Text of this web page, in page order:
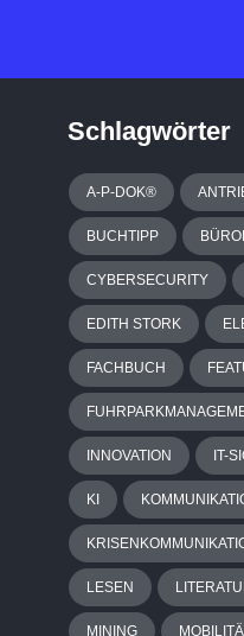
Schlagwörter
A-P-DOK®
BUCHTIPP
CYBERSECURITY
EDITH STORK
FACHBUCH
INNOVATION IT-
KI
LESEN
MINING